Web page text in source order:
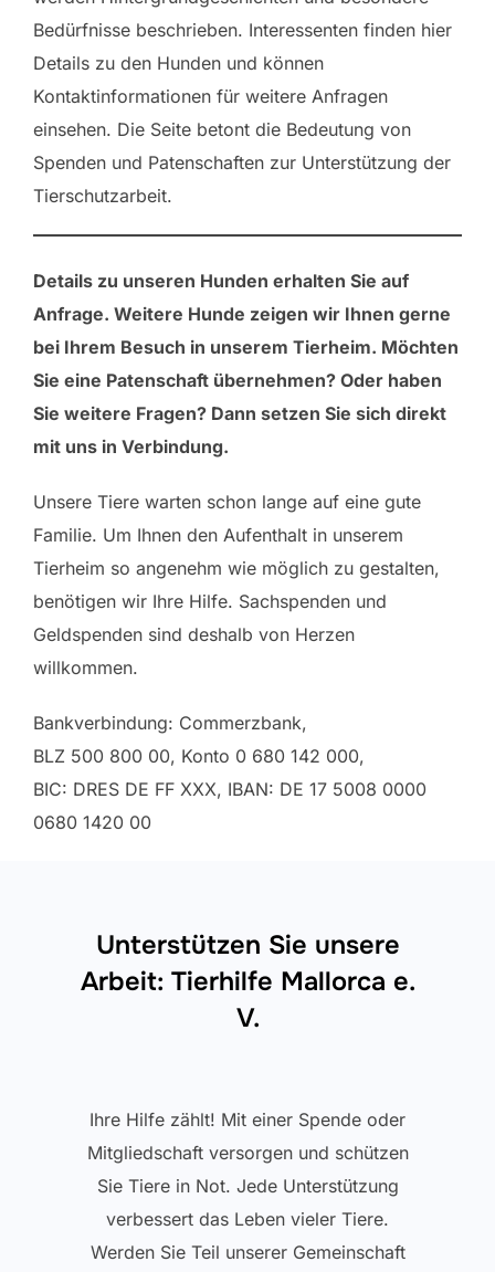
Bedürfnisse beschrieben. Interessenten finden hier
Details zu den Hunden und können
Kontaktinformationen für weitere Anfragen
einsehen. Die Seite betont die Bedeutung von
Spenden und Patenschaften zur Unterstützung der
Tierschutzarbeit.
Details zu unseren Hunden erhalten Sie auf
Anfrage. Weitere Hunde zeigen wir Ihnen gerne
bei Ihrem Besuch in unserem Tierheim. Möchten
Sie eine Patenschaft übernehmen? Oder haben
Sie weitere Fragen? Dann setzen Sie sich direkt
mit uns in Verbindung.
Unsere Tiere warten schon lange auf eine gute
Familie. Um Ihnen den Aufenthalt in unserem
Tierheim so angenehm wie möglich zu gestalten,
benötigen wir Ihre Hilfe. Sachspenden und
Geldspenden sind deshalb von Herzen
willkommen.
Bankverbindung: Commerzbank,
BLZ 500 800 00, Konto 0 680 142 000,
BIC: DRES DE FF XXX, IBAN: DE 17 5008 0000
0680 1420 00
Unterstützen Sie unsere
Arbeit: Tierhilfe Mallorca e.
V.
Ihre Hilfe zählt! Mit einer Spende oder
Mitgliedschaft versorgen und schützen
Sie Tiere in Not. Jede Unterstützung
verbessert das Leben vieler Tiere.
Werden Sie Teil unserer Gemeinschaft